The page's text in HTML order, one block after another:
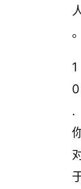
1
0
.